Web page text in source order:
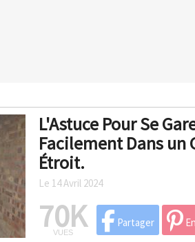
L'Astuce Pour Se
Facilement Dans un
Étroit.
Le 14 Avril 2024
70K
VUES
Partager